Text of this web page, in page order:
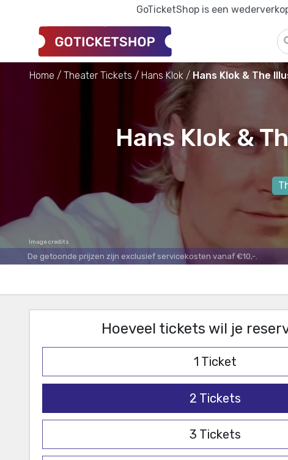
GoTicketShop is een
Home Theater Tickets Hans Klok Hans Klok & The
Hans Klok &
Image credits
De getoonde prijzen zijn exclusief servicekosten vanaf €10,-.
Hoeveel tickets wil je
1 Ticket
2 Tickets
3 Tickets